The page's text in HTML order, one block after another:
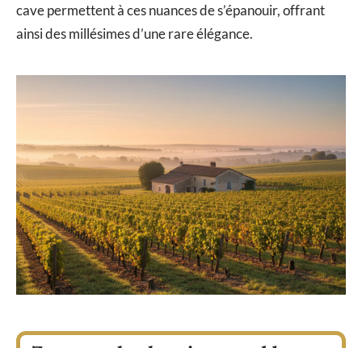
cave permettent à ces nuances de s’épanouir, offrant
ainsi des millésimes d’une rare élégance.